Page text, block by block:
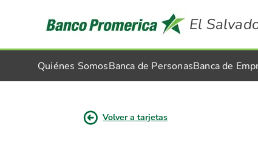
El
Quiénes SomosBanca de PersonasBanca de
Volver a tarjetas